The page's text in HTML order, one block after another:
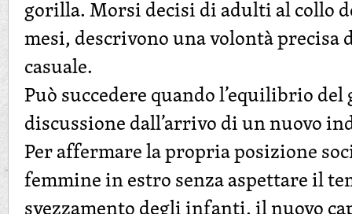
gorilla. Morsi decisi di adulti al collo
mesi, descrivono una volontà precisa
casuale.
Può succedere quando l’equilibrio
discussione dall’arrivo di un nuovo
Per affermare la propria posizione
femmine in estro senza aspettare il
svezzamento degli infanti, il nuovo